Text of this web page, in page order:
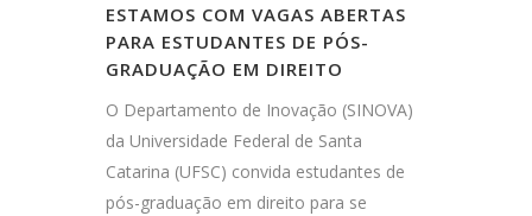
ESTAMOS COM VAGAS ABERTAS
PARA ESTUDANTES DE PÓS-
GRADUAÇÃO EM DIREITO
O Departamento de Inovação (SINOVA)
da Universidade Federal de Santa
Catarina (UFSC) convida estudantes de
pós-graduação em direito para se